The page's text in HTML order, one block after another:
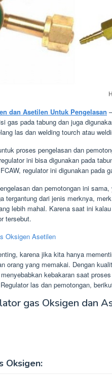
dan Asetilen Untuk Pengelasan
gas pada tabung dan juga
las dan welding tourch atau
proses pengelasan dan
ini bisa digunakan pada
regulator ini digunakan pada
dan pemotongan ini
tergantung dari jenis merknya,
lebih mahal. Karena saat ini
tersebut.
Oksigen Asetilen
karena jika kita hanya
orang yang memakai. Dengan
kebakaran saat proses
las dan pemotongan,
gas Oksigen dan
Oksigen: